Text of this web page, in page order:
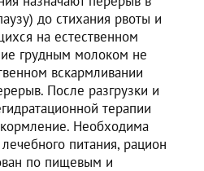
до стихания рвоты и
на естественном
грудным молоком не
вскармливании
После разгрузки и
терапии
Необходима
питания, рацион
по пищевым и